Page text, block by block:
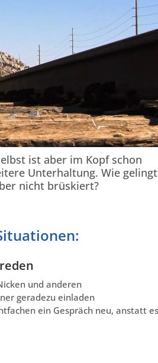
ist aber im Kopf schon
Unterhaltung. Wie gelingt
nicht brüskiert?
und anderen
geradezu einladen
ein Gespräch neu, anstatt es